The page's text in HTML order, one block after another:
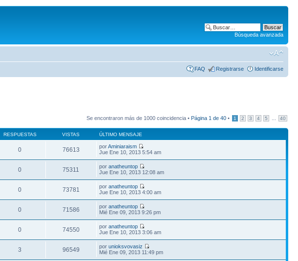
Búsqueda avanzada
FAQ Registrarse Identificarse
Se encontraron más de 1000 coincidencia • Página 1 de 40 • 1 2 3 4 5 40
RESPUESTAS VISTAS ÚLTIMO MENSAJE
0 76613 porAminiaraism
Jue Ene 10, 2013 5:54 am
0 75311 poranatheuntop
Jue Ene 10, 2013 12:08 am
0 73781 poranatheuntop
Jue Ene 10, 2013 4:00 am
0 71586 poranatheuntop
Mié Ene 09, 2013 9:26 pm
0 74550 poranatheuntop
Jue Ene 10, 2013 3:06 am
3 96549 porunioksvovasiz
Mié Ene 09, 2013 11:49 pm